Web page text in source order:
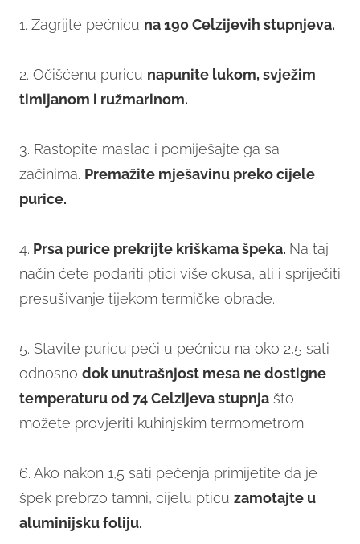
1. Zagrijte pećnicu na 190 Celzijevih stupnjeva.
2. Očišćenu puricu napunite lukom, svježim
timijanom i ružmarinom.
3. Rastopite maslac i pomiješajte ga sa
začinima. Premažite mješavinu preko cijele
purice.
4. Prsa purice prekrijte kriškama špeka. Na taj
način ćete podariti ptici više okusa, ali i spriječiti
presušivanje tijekom termičke obrade.
5. Stavite puricu peći u pećnicu na oko 2,5 sati
odnosno dok unutrašnjost mesa ne dostigne
temperaturu od 74 Celzijeva stupnja što
možete provjeriti kuhinjskim termometrom.
6. Ako nakon 1,5 sati pečenja primijetite da je
špek prebrzo tamni, cijelu pticu zamotajte u
aluminijsku foliju.